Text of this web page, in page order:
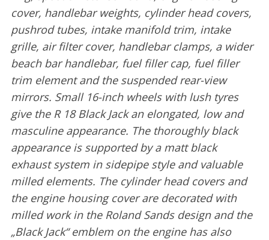
cover, handlebar weights, cylinder head covers,
pushrod tubes, intake manifold trim, intake
grille, air filter cover, handlebar clamps, a wider
beach bar handlebar, fuel filler cap, fuel filler
trim element and the suspended rear-view
mirrors. Small 16-inch wheels with lush tyres
give the R 18 Black Jack an elongated, low and
masculine appearance. The thoroughly black
appearance is supported by a matt black
exhaust system in sidepipe style and valuable
milled elements. The cylinder head covers and
the engine housing cover are decorated with
milled work in the Roland Sands design and the
„Black Jack“ emblem on the engine has also